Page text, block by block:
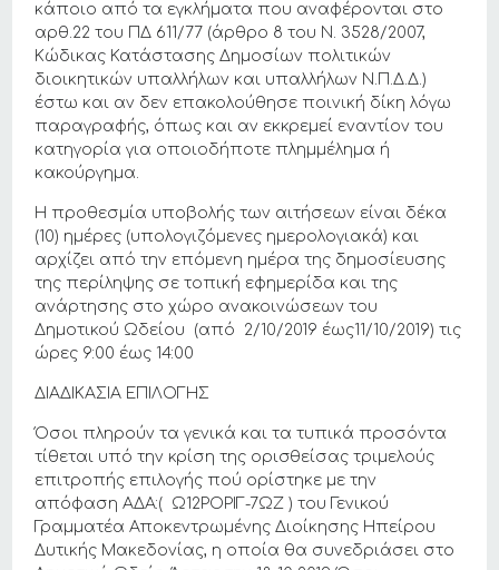
κάποιο από τα εγκλήματα που αναφέρονται στο
αρθ.22 του ΠΔ 611/77 (άρθρο 8 του Ν. 3528/2007,
Κώδικας Κατάστασης Δημοσίων πολιτικών
διοικητικών υπαλλήλων και υπαλλήλων Ν.Π.Δ.Δ.)
έστω και αν δεν επακολούθησε ποινική δίκη λόγω
παραγραφής, όπως και αν εκκρεμεί εναντίον του
κατηγορία για οποιοδήποτε πλημμέλημα ή
κακούργημα.
Η προθεσμία υποβολής των αιτήσεων είναι δέκα
(10) ημέρες (υπολογιζόμενες ημερολογιακά) και
αρχίζει από την επόμενη ημέρα της δημοσίευσης
της περίληψης σε τοπική εφημερίδα και της
ανάρτησης στο χώρο ανακοινώσεων του
Δημοτικού Ωδείου (από 2/10/2019 έως11/10/2019) τις
ώρες 9:00 έως 14:00
ΔΙΑΔΙΚΑΣΙΑ ΕΠΙΛΟΓΗΣ
Όσοι πληρούν τα γενικά και τα τυπικά προσόντα
τίθεται υπό την κρίση της ορισθείσας τριμελούς
επιτροπής επιλογής πού ορίστηκε με την
απόφαση ΑΔΑ:( Ω12ΡΟΡΙΓ-7ΩΖ ) του Γενικού
Γραμματέα Αποκεντρωμένης Διοίκησης Ηπείρου
Δυτικής Μακεδονίας, η οποία θα συνεδριάσει στο